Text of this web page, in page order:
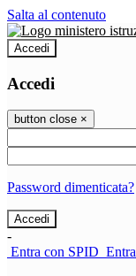
Salta al contenuto
Accedi
Accedi
button close ×
Password dimenticata?
-
Entra con SPID